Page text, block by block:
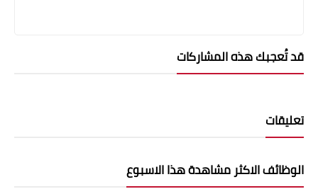
قد تُعجبك هذه المشاركات
تعليقات
الوظائف الاكثر مشاهدة هذا الاسبوع